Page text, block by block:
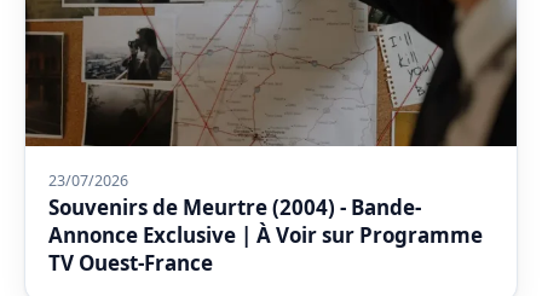
23/07/2026
Souvenirs de Meurtre (2004) - Bande-
Annonce Exclusive | À Voir sur Programme
TV Ouest-France